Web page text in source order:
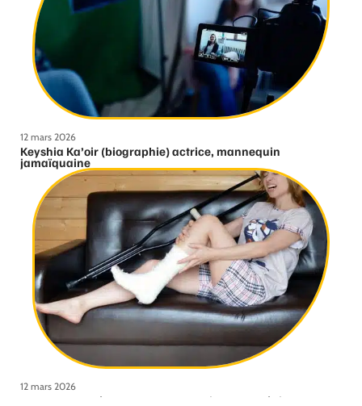
12 mars 2026
Keyshia Ka’oir (biographie) actrice, mannequin
jamaïquaine
12 mars 2026
Comment se déroule une consultation orthopédique ?